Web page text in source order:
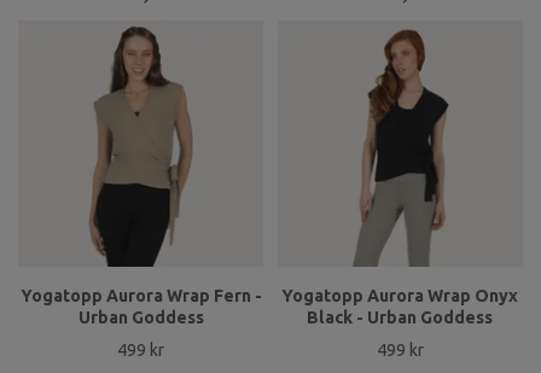
Yogatopp Aurora Wrap Fern -
Urban Goddess
499 kr
Yogatopp Aurora Wrap Onyx
Black - Urban Goddess
499 kr